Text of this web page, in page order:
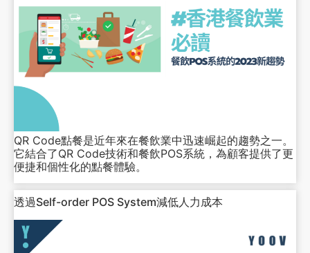
QR Code點餐是近年來在餐飲業中迅速崛起的趨勢之一。
它結合了QR Code技術和餐飲POS系統，為顧客提供了更
便捷和個性化的點餐體驗。
透過Self-order POS System減低人力成本